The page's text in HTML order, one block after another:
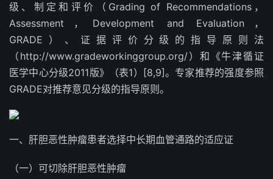
级、制定和评价
（ Grading of Recommendations，
Assessment ， Development and Evaluation ，
GRADE ） 、证据评价分级的指导原则法
（ http://www.gradeworkinggroup.org/） 和《牛津循证
医学中心分级2011版》（表1） [8,9]。专家推荐的强度参照
GRADE对推荐意见分级的指导原则 。
一、肝胆恶性肿瘤患者选择中长期血管通路的适应证
（一）可切除肝胆恶性肿瘤